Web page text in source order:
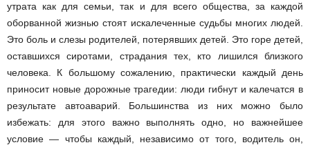
утрата как для семьи, так и для всего общества, за каждой
оборванной жизнью стоят искалеченные судьбы многих людей.
Это боль и слезы родителей, потерявших детей. Это горе детей,
оставшихся сиротами, страдания тех, кто лишился близкого
человека. К большому сожалению, практически каждый день
приносит новые дорожные трагедии: люди гибнут и калечатся в
результате автоаварий. Большинства из них можно было
избежать: для этого важно выполнять одно, но важнейшее
условие — чтобы каждый, независимо от того, водитель он,